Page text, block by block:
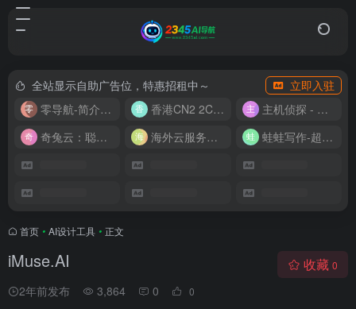
全站显示自助广告位，特惠招租中～
立即入驻
零导航-简介实用的网址导航
香港CN2 2C2G20M 9.9/月
主机侦探 - 少花钱，用好云
奇兔云：聪明人的“省”钱计划！
海外云服务器全网最低价 蛙蛙写作-超级AI智能写作助手
首页 • AI设计工具 • 正文
iMuse.AI
2年前发布 3,864 0 0
收藏 0